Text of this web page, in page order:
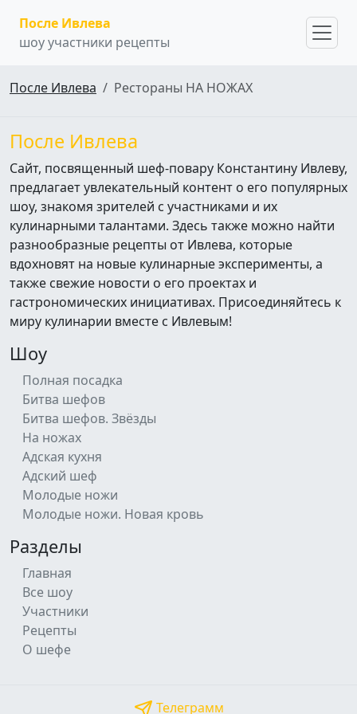
После Ивлева
шоу участники рецепты
После Ивлева Рестораны НА НОЖАХ
После Ивлева
Сайт, посвященный шеф-повару Константину Ивлеву,
предлагает увлекательный контент о его популярных
шоу, знакомя зрителей с участниками и их
кулинарными талантами. Здесь также можно найти
разнообразные рецепты от Ивлева, которые
вдохновят на новые кулинарные эксперименты, а
также свежие новости о его проектах и
гастрономических инициативах. Присоединяйтесь к
миру кулинарии вместе с Ивлевым!
Шоу
Полная посадка
Битва шефов
Битва шефов. Звёзды
На ножах
Адская кухня
Адский шеф
Молодые ножи
Молодые ножи. Новая кровь
Разделы
Главная
Все шоу
Участники
Рецепты
О шефе
Телеграмм